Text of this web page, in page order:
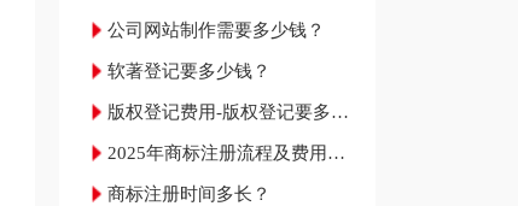
公司网站制作需要多少钱？
软著登记要多少钱？
版权登记费用-版权登记要多少
2025年商标注册流程及费用材
商标注册时间多长？